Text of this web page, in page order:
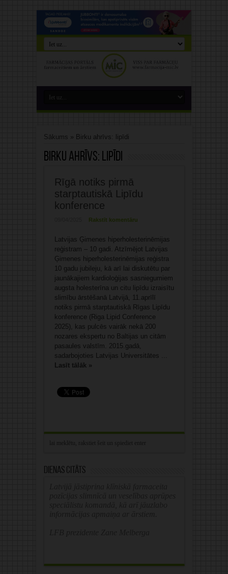
Sākums » Birku ahrīvs: lipīdi
Birku ahrīvs: lipīdi
Rīgā notiks pirmā
starptautiskā Lipīdu
konference
Rakstīt komentāru
Latvijas Ģimenes hiperholesterinēmijas
reģistram – 10 gadi. Atzīmējot Latvijas
Ģimenes hiperholesterinēmijas reģistra
10 gadu jubileju, kā arī lai diskutētu par
jaunākajiem kardioloģijas sasniegumiem
augsta holesterīna un citu lipīdu izraisītu
slimību ārstēšanā Latvijā, 11.aprīlī
notiks pirmā starptautiskā Rīgas Lipīdu
konference (Riga Lipid Conference
2025), kas pulcēs vairāk nekā 200
nozares ekspertu no Baltijas un citām
pasaules valstīm. 2015.gadā,
sadarbojoties Latvijas Universitātes ...
Lasīt tālāk »
Dienas citāts